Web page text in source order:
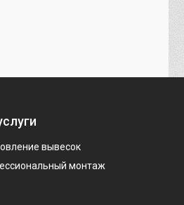
вывесок
монтаж